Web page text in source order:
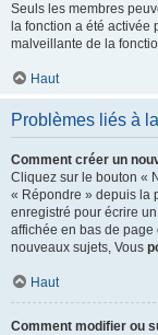
Seuls les membres
la fonction a été activée
malveillante de la
Haut
Problèmes liés à
Comment créer un
Cliquez sur le bouton «
« Répondre » depuis la
enregistré pour écrire
affichée en bas de page
nouveaux sujets, Vous
Haut
Comment modifier ou